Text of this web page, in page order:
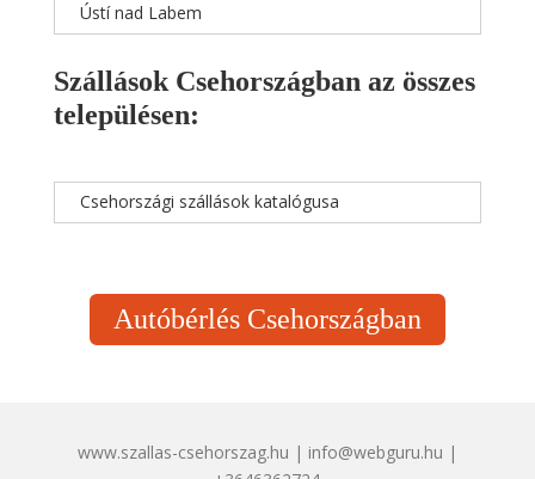
Ústí nad Labem
Szállások Csehországban az összes
településen:
Csehországi szállások katalógusa
Autóbérlés Csehországban
www.szallas-csehorszag.hu | info@webguru.hu |